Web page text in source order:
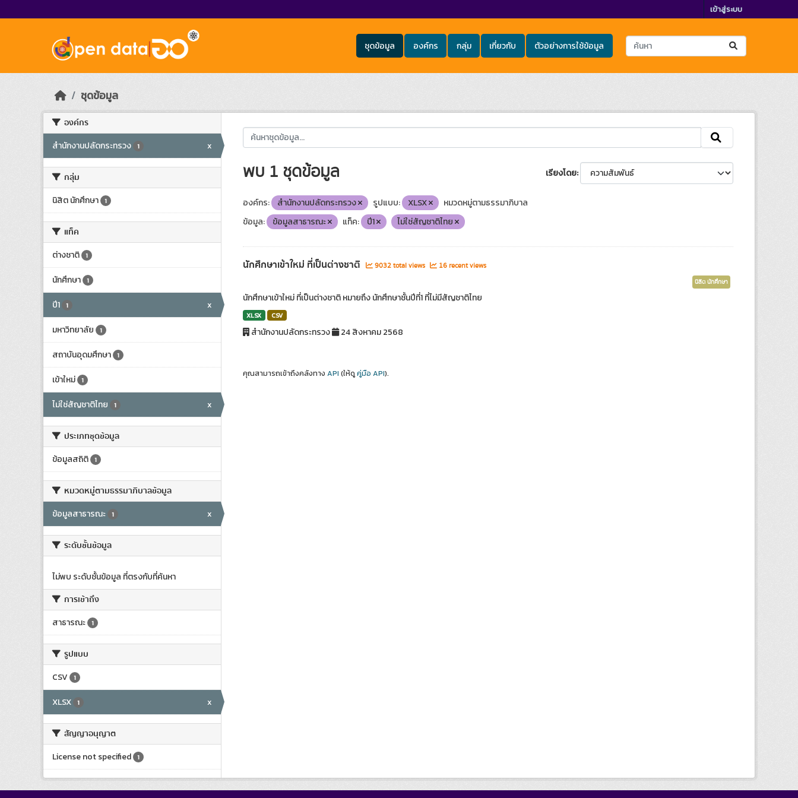
เข้าสู่ระบบ
ชุดข้อมูล องค์กร กลุ่ม เกี่ยวกับ ตัวอย่างการใช้ข้อมูล
ชุดข้อมูล
องค์กร
สำนักงานปลัดกระทรวง 1 x
กลุ่ม
นิสิต นักศึกษา 1
แท็ค
ต่างชาติ 1
นักศึกษา 1
ปี1 1
x
มหาวิทยาลัย
1
สถาบันอุดมศึกษา 1
เข้าใหม่ 1
ไม่ใช่สัญชาติไทย 1 x
ประเภทชุดข้อมูล
ข้อมูลสถิติ 1
หมวดหมู่ตามธรรมาภิบาลข้อมูล
ข้อมูลสาธารณะ 1 x
ระดับชั้นข้อมูล
ไม่พบ ระดับชั้นข้อมูล ที่ตรงกับที่ค้นหา
การเข้าถึง
สาธารณะ 1
รูปแบบ
CSV 1
XLSX 1 x
สัญญาอนุญาต
License not specified 1
เรียงโดย
พบ 1 ชุดข้อมูล
องค์กร: สำนักงานปลัดกระทรวง รูปแบบ: XLSX
หมวดหมู่ตามธรรมาภิบาล
ข้อมูล:
ข้อมูลสาธารณะ แท็ค: ปี1 ไม่ใช่สัญชาติไทย
นักศึกษาเข้าใหม่ ที่เป็นต่างชาติ 9032 total views 16 recent views
นิสิต นักศึกษา
นักศึกษาเข้าใหม่ ที่เป็นต่างชาติ หมายถึง นักศึกษาชั้นปีที่1 ที่ไม่มีสัญชาติไทย
XLSX CSV
สำนักงานปลัดกระทรวง 24 สิงหาคม 2568
คุณสามารถเข้าถึงคลังทาง API (ให้ดูคู่มือ API).